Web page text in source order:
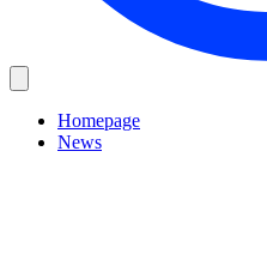
Homepage
News